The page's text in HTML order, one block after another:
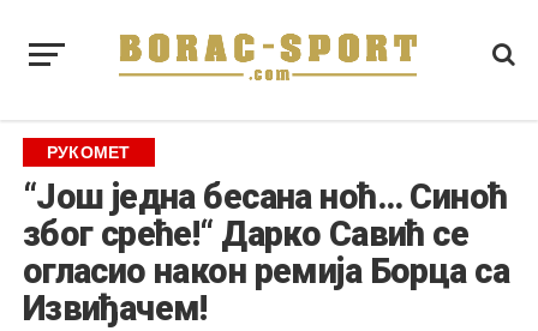
РУКОМЕТ
“Још једна бесана ноћ… Синоћ
због среће!“ Дарко Савић се
огласио након ремија Борца са
Извиђачем!